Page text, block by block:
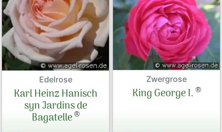
Edelrose
Karl Heinz Hanisch
syn Jardins de
Bagatelle®
Zwergrose
King George I. ®